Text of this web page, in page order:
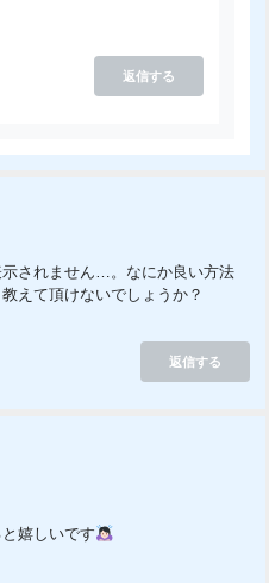
返信する
されません…。なにか良い方法
えて頂けないでしょうか？
返信する
嬉しいです